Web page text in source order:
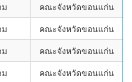
คณะจังหวัดขอนแก่น
คณะจังหวัดขอนแก่น
คณะจังหวัดขอนแก่น
คณะจังหวัดขอนแก่น